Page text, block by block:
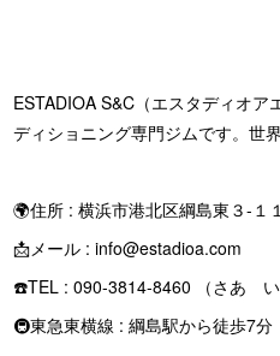
ESTADIOA S&C（エスタディオ
ディショニング専門ジムです。世
🌍住所 : 横浜市港北区綱島東３-１
📩メール : info@estadioa.com
☎️TEL : 090-3814-8460 （さあ
🚇東急東横線 : 綱島駅から徒歩7分